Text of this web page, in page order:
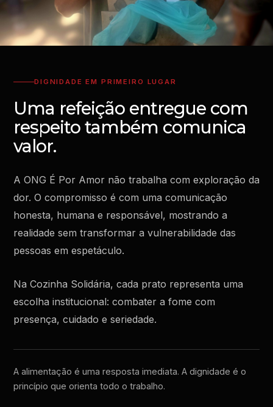
DIGNIDADE EM PRIMEIRO LUGAR
Uma refeição entregue com
respeito também comunica
valor.
A ONG É Por Amor não trabalha com exploração da
dor. O compromisso é com uma comunicação
honesta, humana e responsável, mostrando a
realidade sem transformar a vulnerabilidade das
pessoas em espetáculo.
Na Cozinha Solidária, cada prato representa uma
escolha institucional: combater a fome com
presença, cuidado e seriedade.
A alimentação é uma resposta imediata. A dignidade é o
princípio que orienta todo o trabalho.